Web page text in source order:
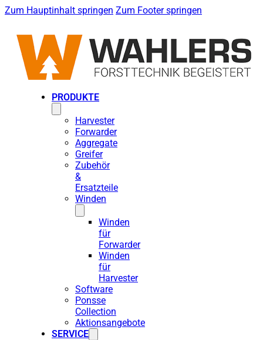
Zum Hauptinhalt springen Zum Footer springen
PRODUKTE
Harvester
Forwarder
Aggregate
Greifer
Zubehör
&
Ersatzteile
Winden
Winden
für
Forwarder
Winden
für
Harvester
Software
Ponsse
Collection
Aktionsangebote
SERVICE